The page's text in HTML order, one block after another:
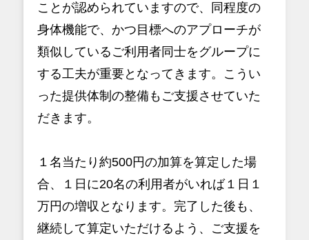
ことが認められていますので、同程度の
身体機能で、かつ目標へのアプローチが
類似しているご利用者同士をグループに
する工夫が重要となってきます。こうい
った提供体制の整備もご支援させていた
だきます。
１名当たり約500円の加算を算定した場
合、１日に20名の利用者がいれば１日１
万円の増収となります。完了した後も、
継続して算定いただけるよう、ご支援を